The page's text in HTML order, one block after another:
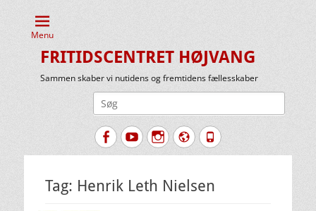
Menu
FRITIDSCENTRET HØJVANG
Sammen skaber vi nutidens og fremtidens fællesskaber
FacebookYouTubeInstagram
Website
Tlf.
Tag: Henrik Leth Nielsen